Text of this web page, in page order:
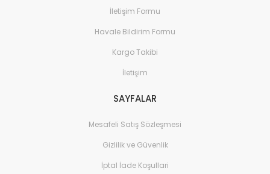
İletişim Formu
Havale Bildirim Formu
Kargo Takibi
İletişim
SAYFALAR
Mesafeli Satış Sözleşmesi
Gizlilik ve Güvenlik
İptal İade Koşullari